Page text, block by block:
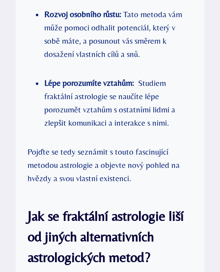
Rozvoj osobního ⁤růstu: Tato metoda vám
může pomoci odhalit potenciál, který v
sobě‌ máte, a posunout vás směrem k
dosažení vlastních⁤ cílů a snů.
Lépe porozumíte vztahům: ⁢ Studiem
fraktální astrologie se naučíte lépe
porozumět vztahům s ostatními lidmi a
zlepšit komunikaci a interakce s nimi.
Pojďte se tedy ​seznámit⁢ s touto fascinující
metodou astrologie a objevte⁤ nový pohled na
hvězdy ⁤a svou vlastní existenci.
Jak⁤ se ‌fraktální ‌astrologie liší
od jiných alternativních
astrologických metod?